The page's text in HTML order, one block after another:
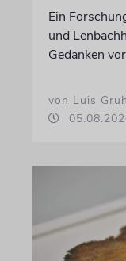
Ein
und
Gedanken
von Luis